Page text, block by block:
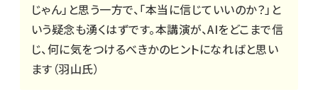
じゃん」と思う一方で、「本当に信じていいのか？」と
いう疑念も湧くはずです。本講演が、AIをどこまで信
じ、何に気をつけるべきかのヒントになればと思い
ます（羽山氏）